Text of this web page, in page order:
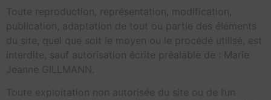
Toute reproduction, représentation, modification,
publication, adaptation de tout ou partie des éléments
du site, quel que soit le moyen ou le procédé utilisé, est
interdite, sauf autorisation écrite préalable de : Marie
Jeanne GILLMANN.
Toute exploitation non autorisée du site ou de l’un